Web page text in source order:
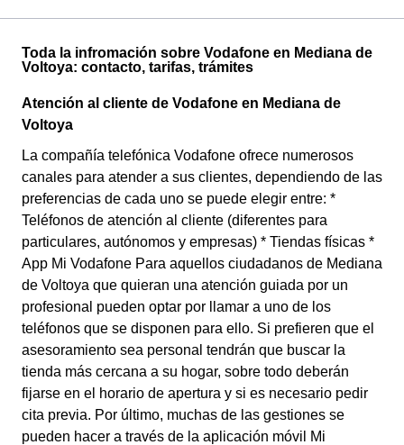
Toda la infromación sobre Vodafone en Mediana de
Voltoya: contacto, tarifas, trámites
Atención al cliente de Vodafone en Mediana de
Voltoya
La compañía telefónica Vodafone ofrece numerosos
canales para atender a sus clientes, dependiendo de las
preferencias de cada uno se puede elegir entre: *
Teléfonos de atención al cliente (diferentes para
particulares, autónomos y empresas) * Tiendas físicas *
App Mi Vodafone Para aquellos ciudadanos de Mediana
de Voltoya que quieran una atención guiada por un
profesional pueden optar por llamar a uno de los
teléfonos que se disponen para ello. Si prefieren que el
asesoramiento sea personal tendrán que buscar la
tienda más cercana a su hogar, sobre todo deberán
fijarse en el horario de apertura y si es necesario pedir
cita previa. Por último, muchas de las gestiones se
pueden hacer a través de la aplicación móvil Mi